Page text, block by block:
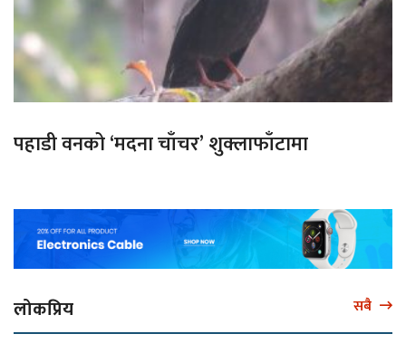
पहाडी वनको ‘मदना चाँचर’ शुक्लाफाँटामा
लोकप्रिय सबै